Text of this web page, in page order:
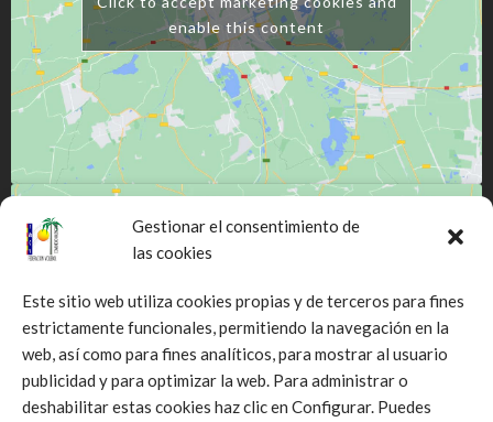
Gestionar el consentimiento de
las cookies
Este sitio web utiliza cookies propias y de terceros para fines
estrictamente funcionales, permitiendo la navegación en la
web, así como para fines analíticos, para mostrar al usuario
publicidad y para optimizar la web. Para administrar o
deshabilitar estas cookies haz clic en Configurar. Puedes
enable this content
Click to accept márketing cookies and
enable this content